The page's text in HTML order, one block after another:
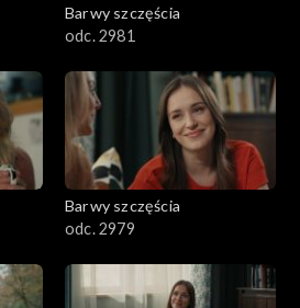
Barwy szczęścia
odc. 2981
Barwy szczęścia
odc. 2979